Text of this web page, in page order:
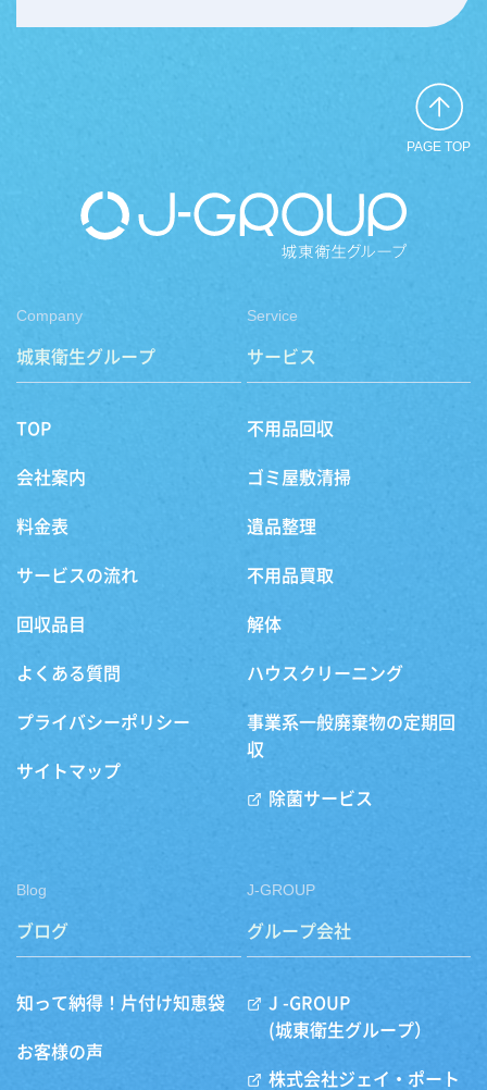
PAGE TOP
Company
城東衛生グループ
TOP
会社案内
料金表
サービスの流れ
回収品目
よくある質問
プライバシーポリシー
サイトマップ
Service
サービス
不用品回収
ゴミ屋敷清掃
遺品整理
不用品買取
解体
ハウスクリーニング
事業系一般廃棄物の定期回
収
除菌サービス
Blog
ブログ
知って納得！片付け知恵袋
お客様の声
J-GROUP
グループ会社
J -GROUP
(城東衛生グループ）
株式会社ジェイ・ポート